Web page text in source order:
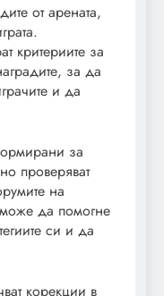
от арената,
критериите за
за да
и да
за
проверяват
на
да помогне
си и да
корекции в